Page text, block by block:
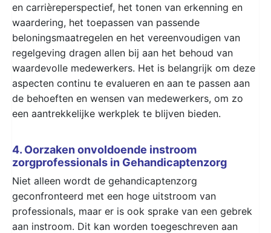
en carrièreperspectief, het tonen van erkenning en
waardering, het toepassen van passende
beloningsmaatregelen en het vereenvoudigen van
regelgeving dragen allen bij aan het behoud van
waardevolle medewerkers. Het is belangrijk om deze
aspecten continu te evalueren en aan te passen aan
de behoeften en wensen van medewerkers, om zo
een aantrekkelijke werkplek te blijven bieden.
4. Oorzaken onvoldoende instroom
zorgprofessionals in Gehandicaptenzorg
Niet alleen wordt de gehandicaptenzorg
geconfronteerd met een hoge uitstroom van
professionals, maar er is ook sprake van een gebrek
aan instroom. Dit kan worden toegeschreven aan